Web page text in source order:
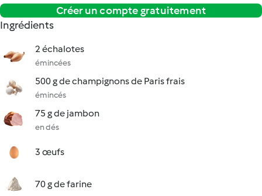
Créer un compte gratuitement
Ingrédients
2 échalotes
émincées
500 g de champignons de Paris frais
émincés
75 g de jambon
en dés
3 œufs
70 g de farine